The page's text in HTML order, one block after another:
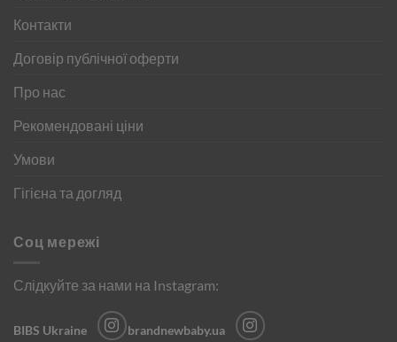
Контакти
Договір публічної оферти
Про нас
Рекомендовані ціни
Умови
Гігієна та догляд
Соц мережі
Слідкуйте за нами на Instagram:
BIBS Ukraine brandnewbaby.ua